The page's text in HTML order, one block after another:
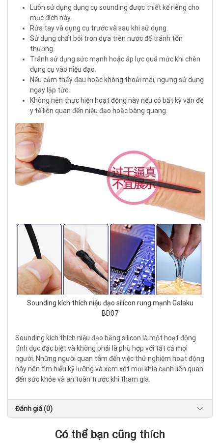
Luôn sử dụng dụng cụ sounding được thiết kế riêng cho
mục đích này.
Rửa tay và dụng cụ trước và sau khi sử dụng.
Sử dụng chất bôi trơn dựa trên nước để tránh tổn
thương.
Tránh sử dụng sức mạnh hoặc áp lực quá mức khi chèn
dụng cụ vào niệu đạo.
Nếu cảm thấy đau hoặc không thoải mái, ngưng sử dụng
ngay lập tức.
Không nên thực hiện hoạt động này nếu có bất kỳ vấn đề
y tế liên quan đến niệu đạo hoặc bàng quang.
Sounding kích thích niệu đạo silicon rung mạnh Galaku
BD07
Sounding kích thích niệu đạo bằng silicon là một hoạt động
tình dục đặc biệt và không phải là phù hợp với tất cả mọi
người. Những người quan tâm đến việc thử nghiệm hoạt động
này nên tìm hiểu kỹ lưỡng và xem xét mọi khía cạnh liên quan
đến sức khỏe và an toàn trước khi tham gia.
Đánh giá (0)
Có thể bạn cũng thích